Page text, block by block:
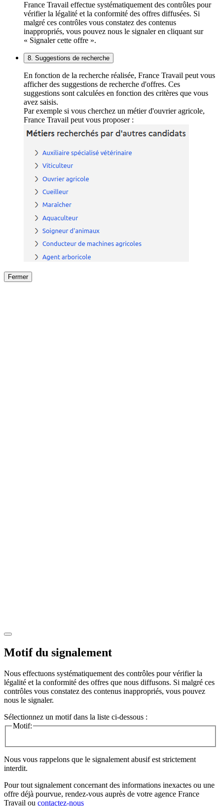
France Travail effectue systématiquement des contrôles pour
vérifier la légalité et la conformité des offres diffusées. Si
malgré ces contrôles vous constatez des contenus
inappropriés, vous pouvez nous le signaler en cliquant sur
« Signaler cette offre ».
8. Suggestions de recherche
En fonction de la recherche réalisée, France Travail peut vous
afficher des suggestions de recherche d'offres. Ces
suggestions sont calculées en fonction des critères que vous
avez saisis.
Par exemple si vous cherchez un métier d'ouvrier agricole,
France Travail peut vous proposer :
Fermer
Motif du signalement
Nous effectuons systématiquement des contrôles pour vérifier la
légalité et la conformité des offres que nous diffusons. Si malgré ces
contrôles vous constatez des contenus inappropriés, vous pouvez
nous le signaler.
Sélectionnez un motif dans la liste ci-dessous :
Motif:
Nous vous rappelons que le signalement abusif est strictement
interdit.
Pour tout signalement concernant des informations inexactes ou une
offre déjà pourvue, rendez-vous auprès de votre agence France
Travail ou contactez-nous